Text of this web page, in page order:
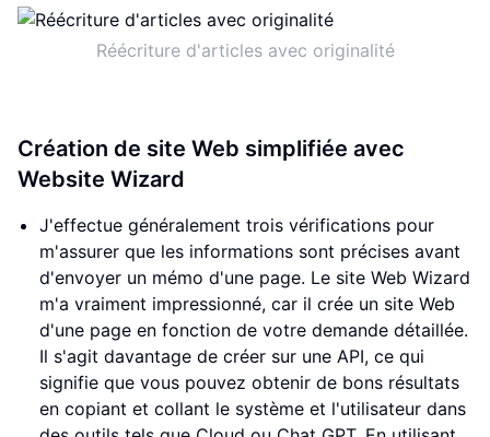
Réécriture d'articles avec originalité
Création de site Web simplifiée avec
Website Wizard
J'effectue généralement trois vérifications pour
m'assurer que les informations sont précises avant
d'envoyer un mémo d'une page. Le site Web Wizard
m'a vraiment impressionné, car il crée un site Web
d'une page en fonction de votre demande détaillée.
Il s'agit davantage de créer sur une API, ce qui
signifie que vous pouvez obtenir de bons résultats
en copiant et collant le système et l'utilisateur dans